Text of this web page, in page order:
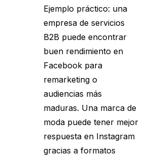
Ejemplo práctico: una
empresa de servicios
B2B puede encontrar
buen rendimiento en
Facebook para
remarketing o
audiencias más
maduras. Una marca de
moda puede tener mejor
respuesta en Instagram
gracias a formatos